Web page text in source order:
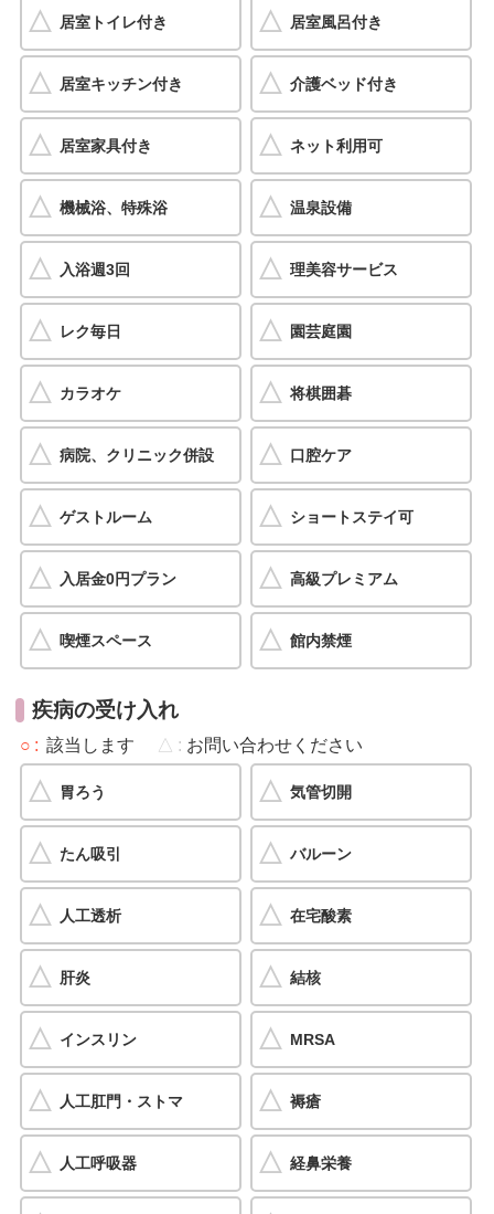
居室トイレ付き 居室風呂付き
居室キッチン付き 介護ベッド付き
居室家具付き ネット利用可
機械浴、特殊浴 温泉設備
入浴週3回 理美容サービス
レク毎日 園芸庭園
カラオケ 将棋囲碁
病院、クリニック併設 口腔ケア
ゲストルーム ショートステイ可
入居金0円プラン 高級プレミアム
喫煙スペース 館内禁煙
疾病の受け入れ
○ 該当します △ お問い合わせください
胃ろう 気管切開
たん吸引 バルーン
人工透析 在宅酸素
肝炎 結核
インスリン MRSA
人工肛門・ストマ 褥瘡
人工呼吸器 経鼻栄養